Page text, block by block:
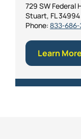
729 SW Federal
Stuart, FL 34994
Phone: 833-
Learn More